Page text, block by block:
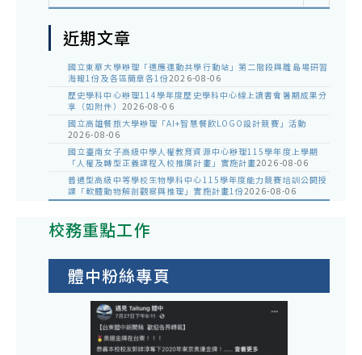
近期文章
國立東華大學辦理「適應運動共學行動站」第二階段與離島場研習
海報1份及各區簡章各1份2026-08-06
歷史學科中心辦理114學年度歷史學科中心線上讀書會暑期成果分
享（如附件） 2026-08-06
國立高雄餐旅大學辦理「AI+智慧餐飲LOGO設計競賽」活動
2026-08-06
國立臺南女子高級中學人權教育資源中心辦理115學年度上學期
「人權及轉型正義課程入校推廣計畫」實施計畫2026-08-06
普通型高級中等學校生物學科中心115學年度能力競賽培訓公開授
課「軟體動物解剖觀察與推理」實施計畫1份2026-08-06
校務重點工作
體中粉絲專頁